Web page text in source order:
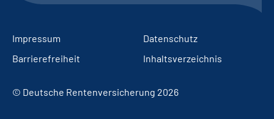
Impressum
Datenschutz
Barrierefreiheit
Inhaltsverzeichnis
© Deutsche Rentenversicherung 2026